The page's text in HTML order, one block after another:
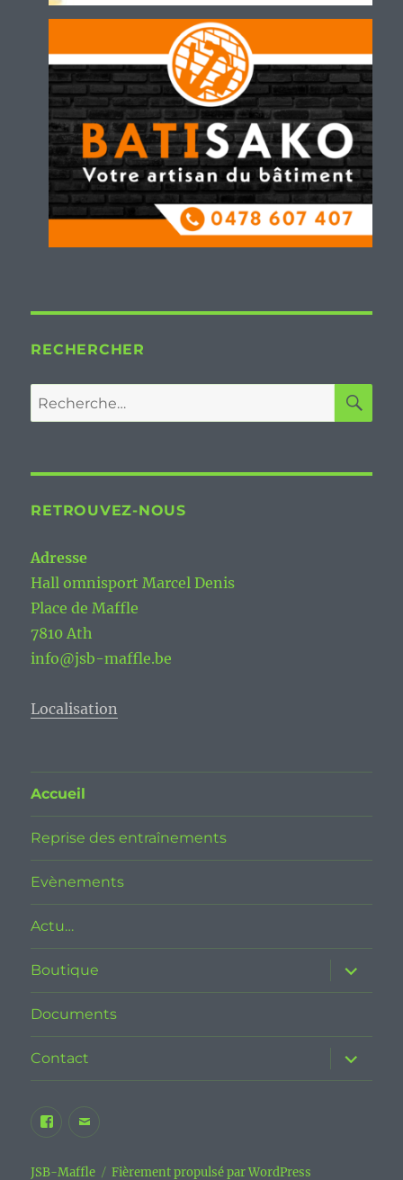
RECHERCHER
RETROUVEZ-NOUS
Adresse
Hall omnisport Marcel Denis
Place de Maffle
7810 Ath
info@jsb-maffle.be
Localisation
Accueil
Reprise des entraînements
Evènements
Actu…
Boutique
Documents
Contact
JSB-Maffle Fièrement propulsé par WordPress